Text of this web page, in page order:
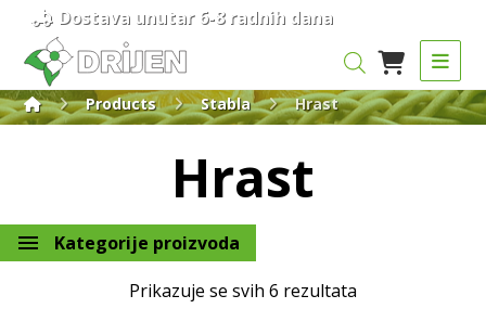
Dostava unutar 6-8 radnih dana
Products Stabla Hrast
Hrast
Kategorije proizvoda
Prikazuje se svih 6 rezultata